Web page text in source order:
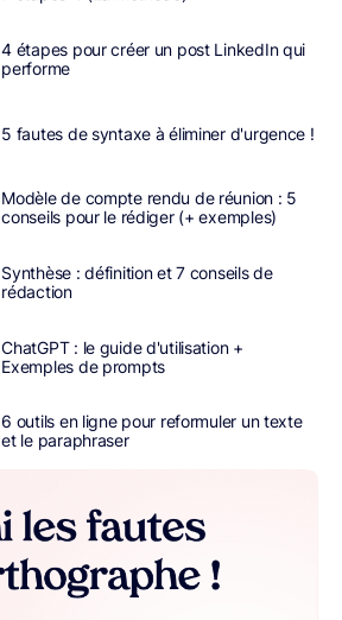
4 étapes pour créer un post LinkedIn qui
performe
5 fautes de syntaxe à éliminer d'urgence !
Modèle de compte rendu de réunion : 5
conseils pour le rédiger (+ exemples)
Synthèse : définition et 7 conseils de
rédaction
ChatGPT : le guide d'utilisation +
Exemples de prompts
6 outils en ligne pour reformuler un texte
et le paraphraser